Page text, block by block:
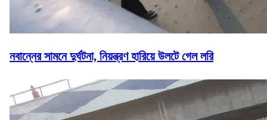
নবান্নের সামনে দুর্ঘটনা, নিয়ন্ত্রণ হারিয়ে উলটে গেল লরি